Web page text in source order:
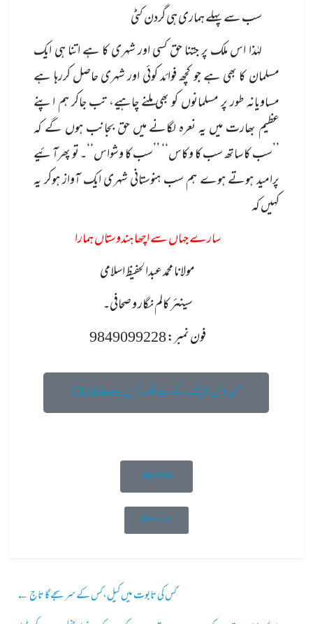
سب سے پہلے ہماری ہی گردن کٹی
لہٰذا اس ملک پر جتنا حق کسی اور شہری کا ہے اتنا ہی ایک
مسلمان کا بھی ہے جو کچھ فوائد کوئی اور شہری حاصل کررہا ہے
مساویانہ طور پر مسلمانوں کو بھی ملنے چاہیے، تب جاکر ہم اپنے
عظیم بھارت میں یہ نعرہ لگانے میں حق بجانب ہوں گے کہ
’’سب کا ساتھ سب کا وکاس‘‘ ’’سب کا وشواس‘‘۔ تو پھرآئیے
پرامید ہوتے ہوے ہم سب ہنوستانی شہری ایک آواز ہوکر یہ
کہیں کہ
سارے جہاں سے اچھا ہندوستاں ہمارا
مولانا محمد عبدالحفیظ اسلامی
سینئر کالم نگار و صحافی۔
فون نمبر: 9849099228
Click here آن لائن شاپنگ کے لیے کلک کریں
myntra
firstcry
←کس کی تابوت میں کیل،کس کے سرسجے گا تاج